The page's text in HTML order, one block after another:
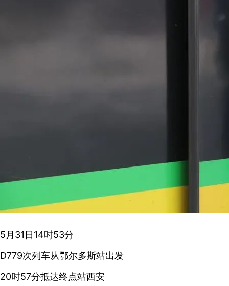
5月31日14时53分
D779次列车从鄂尔多斯站出发
20时57分抵达终点站西安